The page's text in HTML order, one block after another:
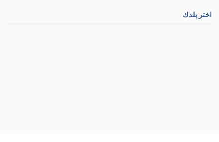
اختر بلدك